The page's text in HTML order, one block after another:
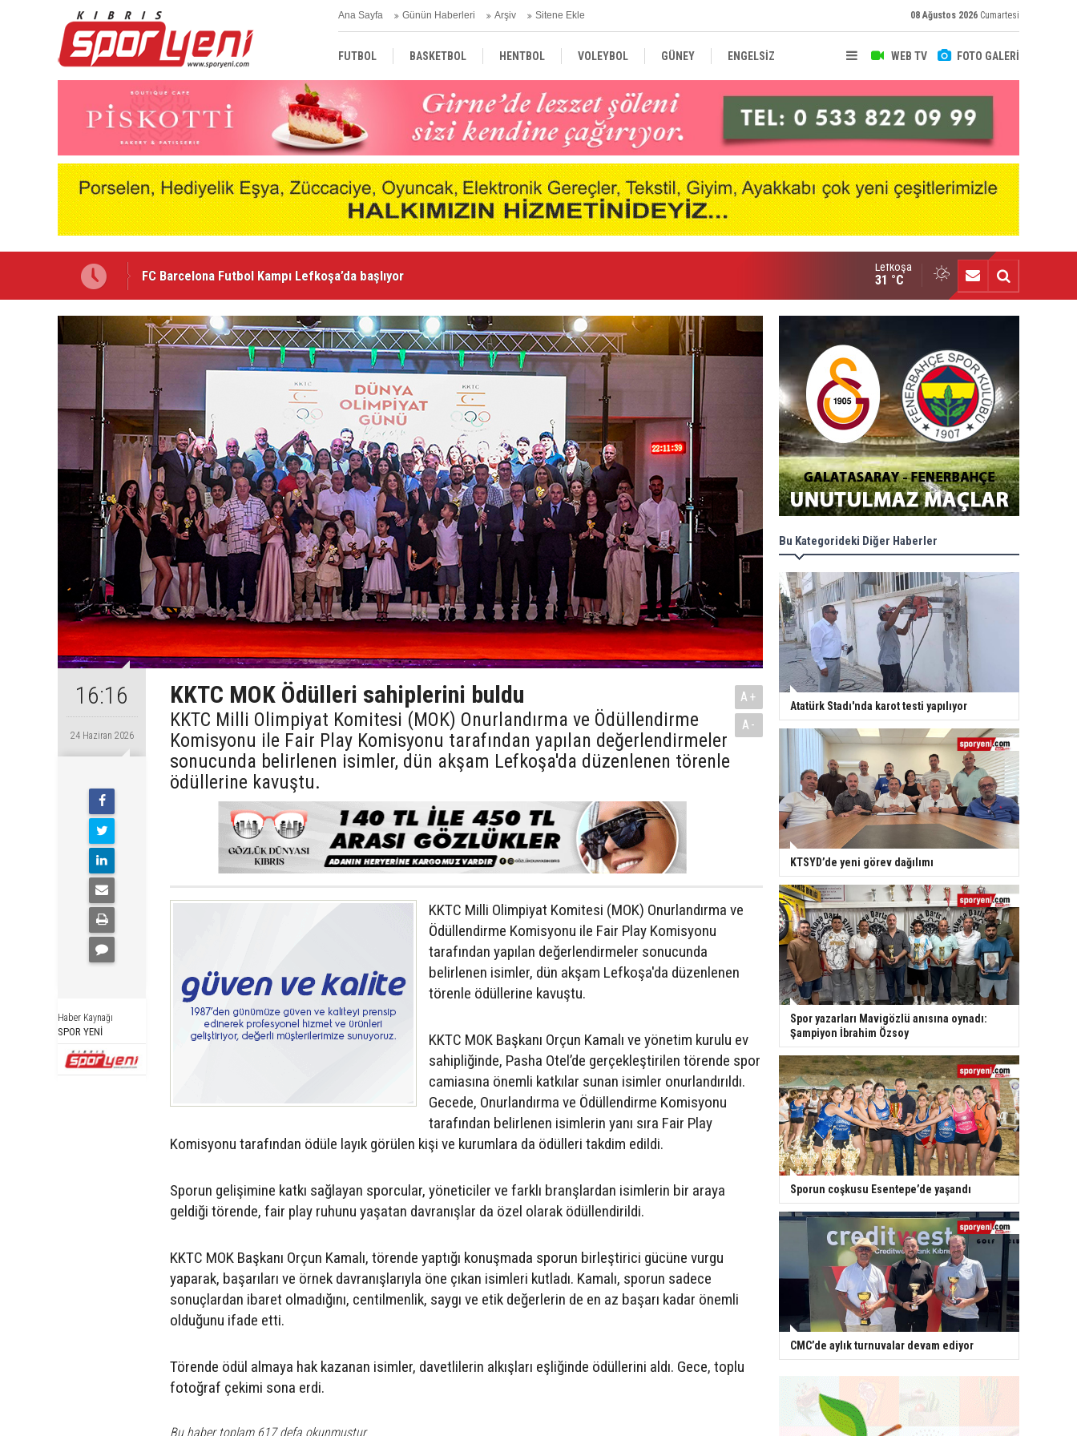
Ana Sayfa Günün Haberleri Arşiv Sitene Ekle 08 Ağustos 2026 Cumartesi
WEB TV FOTO GALERİ
FUTBOL BASKETBOL HENTBOL VOLEYBOL GÜNEY ENGELSİZ
TÜRKİYE AVRUPA DÜNYA
“Bu formayı taşımak benim için her zaman gurur oldu”
Lefkoşa
31 °C
16:16
24 Haziran 2026
Haber Kaynağı
SPOR YENİ
KKTC MOK Ödülleri sahiplerini buldu
KKTC Milli Olimpiyat Komitesi (MOK) Onurlandırma ve Ödüllendirme
Komisyonu ile Fair Play Komisyonu tarafından yapılan değerlendirmeler
sonucunda belirlenen isimler, dün akşam Lefkoşa'da düzenlenen törenle
ödüllerine kavuştu.
A+
A-
KKTC Milli Olimpiyat Komitesi (MOK) Onurlandırma ve
Ödüllendirme Komisyonu ile Fair Play Komisyonu
tarafından yapılan değerlendirmeler sonucunda
belirlenen isimler, dün akşam Lefkoşa'da düzenlenen
törenle ödüllerine kavuştu.
KKTC MOK Başkanı Orçun Kamalı ve yönetim kurulu ev
sahipliğinde, Pasha Otel’de gerçekleştirilen törende spor
camiasına önemli katkılar sunan isimler onurlandırıldı.
Gecede, Onurlandırma ve Ödüllendirme Komisyonu
tarafından belirlenen isimlerin yanı sıra Fair Play
Komisyonu tarafından ödüle layık görülen kişi ve kurumlara da ödülleri takdim edildi.
Sporun gelişimine katkı sağlayan sporcular, yöneticiler ve farklı branşlardan isimlerin bir araya
geldiği törende, fair play ruhunu yaşatan davranışlar da özel olarak ödüllendirildi.
KKTC MOK Başkanı Orçun Kamalı, törende yaptığı konuşmada sporun birleştirici gücüne vurgu
yaparak, başarıları ve örnek davranışlarıyla öne çıkan isimleri kutladı. Kamalı, sporun sadece
sonuçlardan ibaret olmadığını, centilmenlik, saygı ve etik değerlerin de en az başarı kadar önemli
olduğunu ifade etti.
Törende ödül almaya hak kazanan isimler, davetlilerin alkışları eşliğinde ödüllerini aldı. Gece, toplu
fotoğraf çekimi sona erdi.
Bu haber toplam 617 defa okunmuştur
Bu Kategorideki Diğer Haberler
Atatürk Stadı'nda karot testi yapılıyor
KTSYD’de yeni görev dağılımı
Spor yazarları Mavigözlü anısına oynadı:
Şampiyon İbrahim Özsoy
Sporun coşkusu Esentepe’de yaşandı
CMC’de aylık turnuvalar devam ediyor